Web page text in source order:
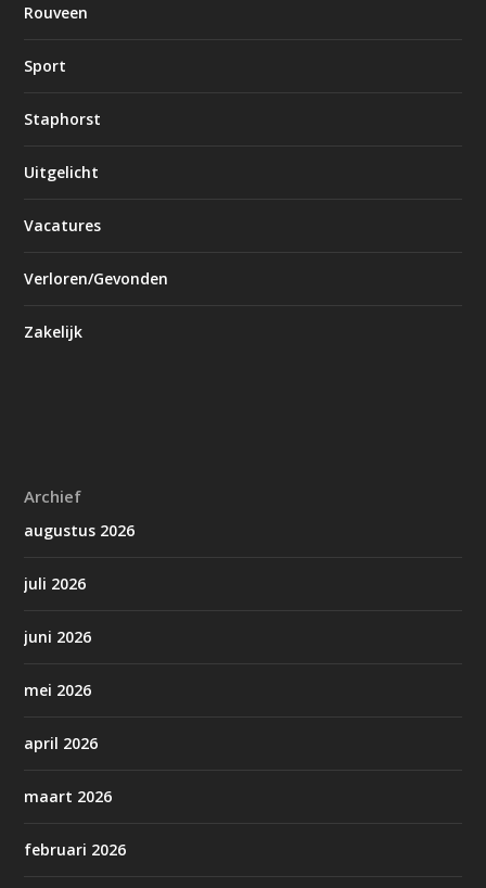
Rouveen
Sport
Staphorst
Uitgelicht
Vacatures
Verloren/Gevonden
Zakelijk
Archief
augustus 2026
juli 2026
juni 2026
mei 2026
april 2026
maart 2026
februari 2026